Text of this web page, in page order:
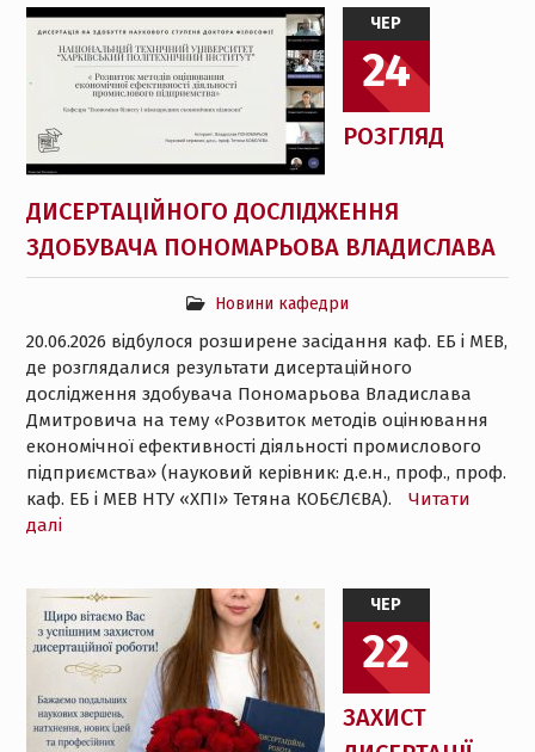
ЧЕР
24
РОЗГЛЯД
ДИСЕРТАЦІЙНОГО ДОСЛІДЖЕННЯ
ЗДОБУВАЧА ПОНОМАРЬОВА ВЛАДИСЛАВА
Новини кафедри
20.06.2026 відбулося розширене засідання каф. ЕБ і МЕВ,
де розглядалися результати дисертаційного
дослідження здобувача Пономарьова Владислава
Дмитровича на тему «Розвиток методів оцінювання
економічної ефективності діяльності промислового
підприємства» (науковий керівник: д.е.н., проф., проф.
каф. ЕБ і МЕВ НТУ «ХПІ» Тетяна КОБЄЛЄВА).
Читати
далі
ЧЕР
22
ЗАХИСТ